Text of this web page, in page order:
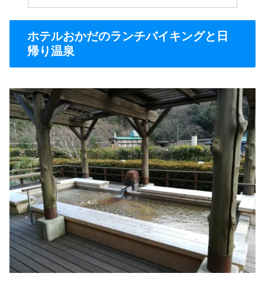
ホテルおかだのランチバイキングと日
帰り温泉